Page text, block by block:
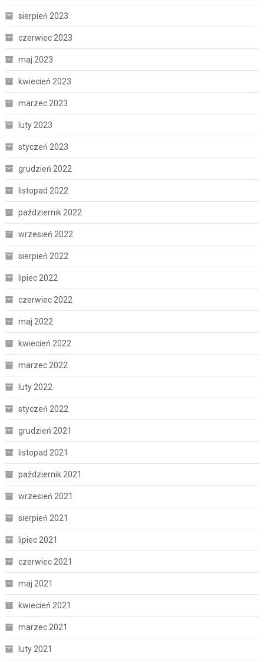
sierpień 2023
czerwiec 2023
maj 2023
kwiecień 2023
marzec 2023
luty 2023
styczeń 2023
grudzień 2022
listopad 2022
październik 2022
wrzesień 2022
sierpień 2022
lipiec 2022
czerwiec 2022
maj 2022
kwiecień 2022
marzec 2022
luty 2022
styczeń 2022
grudzień 2021
listopad 2021
październik 2021
wrzesień 2021
sierpień 2021
lipiec 2021
czerwiec 2021
maj 2021
kwiecień 2021
marzec 2021
luty 2021